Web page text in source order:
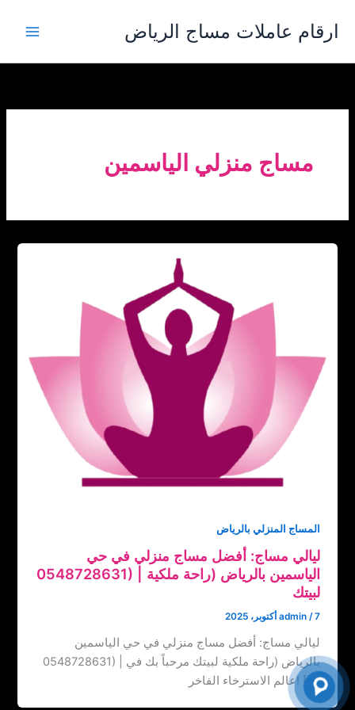
المحتوى
ارقام عاملات مساج الرياض
مساج منزلي الياسمين
المساج المنزلي بالرياض
ليالي مساج: أفضل مساج منزلي في حي
الياسمين بالرياض (‏‪0548728631) | راحة ملكية
لبيتك
admin /7 أكتوبر، 2025
ليالي مساج: أفضل مساج منزلي في حي الياسمين
بالرياض (‏‪0548728631) | راحة ملكية لبيتك مرحباً بك في
عالم الاسترخاء الفاخر! […]